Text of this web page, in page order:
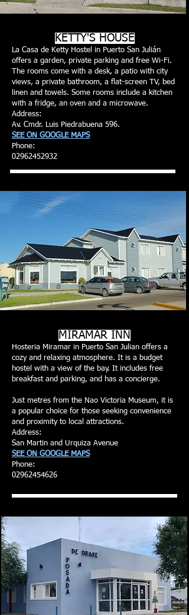
KETTY'S HOUSE
La Casa de Ketty Hostel in Puerto San Julián
offers a garden, private parking and free Wi-Fi.
The rooms come with a desk, a patio with city
views, a private bathroom, a flat-screen TV, bed
linen and towels. Some rooms include a kitchen
with a fridge, an oven and a microwave.
Address:
Av. Cmdr. Luis Piedrabuena 596.
SEE ON GOOGLE MAPS
Phone:
02962452932
MIRAMAR INN
Hosteria Miramar in Puerto San Julian offers a
cozy and relaxing atmosphere. It is a budget
hostel with a view of the bay. It includes free
breakfast and parking, and has a concierge.
Just metres from the Nao Victoria Museum, it is
a popular choice for those seeking convenience
and proximity to local attractions.
Address:
San Martin and Urquiza Avenue
SEE ON GOOGLE MAPS
Phone:
02962454626